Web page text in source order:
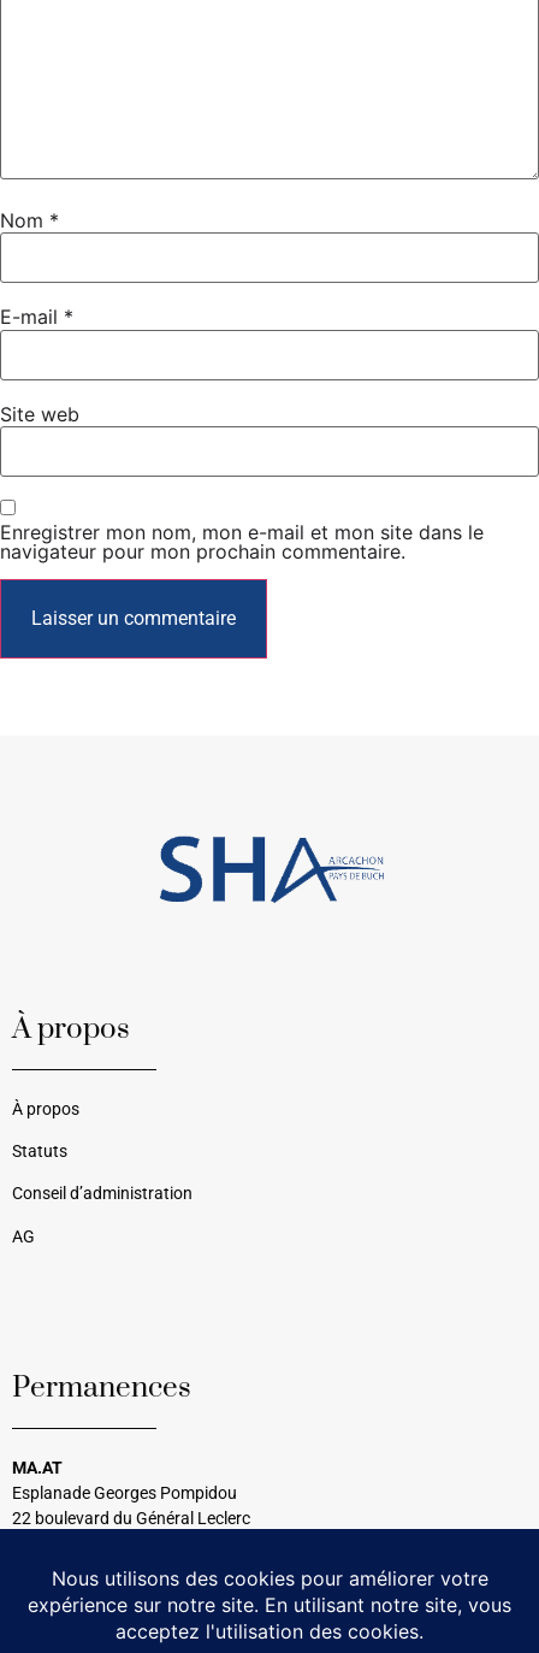
Nom *
E-mail *
Site web
Enregistrer mon nom, mon e-mail et mon site dans le
navigateur pour mon prochain commentaire.
À propos
À propos
Statuts
Conseil d’administration
AG
Permanences
MA.AT
Esplanade Georges Pompidou
22 boulevard du Général Leclerc
Tél : 05 56 54 99 08
Tous les mercredis
14h30 à 17h00